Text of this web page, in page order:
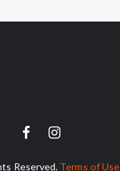
Reserved. Terms of Use